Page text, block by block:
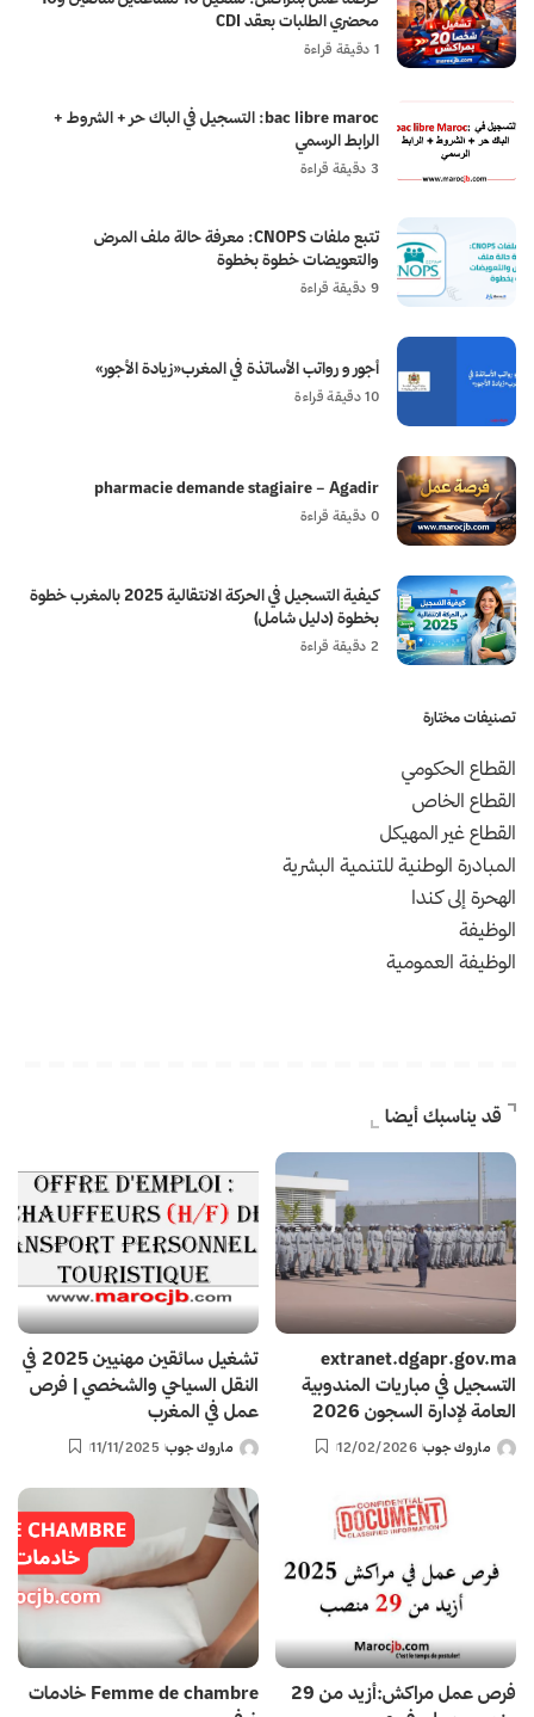
محضري الطلبات بعقد CDI
1 دقيقة قراءة
bac libre maroc: التسجيل في الباك حر + الشروط +
الرابط الرسمي
3 دقيقة قراءة
تتبع ملفات CNOPS: معرفة حالة ملف المرض
والتعويضات خطوة بخطوة
9 دقيقة قراءة
أجور و رواتب الأساتذة في المغرب«زيادة الأجور»
10 دقيقة قراءة
pharmacie demande stagiaire – Agadir
0 دقيقة قراءة
كيفية التسجيل في الحركة الانتقالية 2025 بالمغرب خطوة
بخطوة (دليل شامل)
2 دقيقة قراءة
تصنيفات مختارة
القطاع الحكومي
القطاع الخاص
القطاع غير المهيكل
المبادرة الوطنية للتنمية البشرية
الهحرة إلى كندا
الوظيفة
الوظيفة العمومية
قد يناسبك أيضا
extranet.dgapr.gov.ma
التسجيل في مباريات المندوبية
العامة لإدارة السجون 2026
Posted
ماروك جوب 12/02/2026
تشغيل سائقين مهنيين 2025 في
النقل السياحي والشخصي | فرص
عمل في المغرب
Posted
ماروك جوب 11/11/2025
فرص عمل مراكش:أزيد من 29
Femme de chambre خادمات